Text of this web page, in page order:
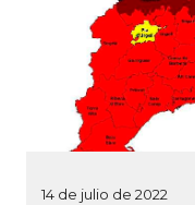
14 de julio de 2022